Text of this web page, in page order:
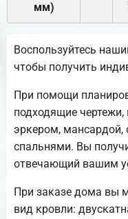
мм)
Воспользуйтесь
чтобы получить
При помощи
подходящие
эркером, мансардой,
спальнями. Вы
отвечающий вашим
При заказе дома вы
вид кровли: